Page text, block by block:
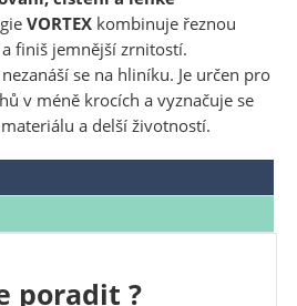
VORTEX kombinuje řeznou
finiš jemnější zrnitostí.
se na hliníku. Je určen pro
v méně krocích a vyznačuje se
a delší životností.
poradit ?